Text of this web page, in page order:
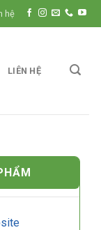
hệ
LIÊN HỆ